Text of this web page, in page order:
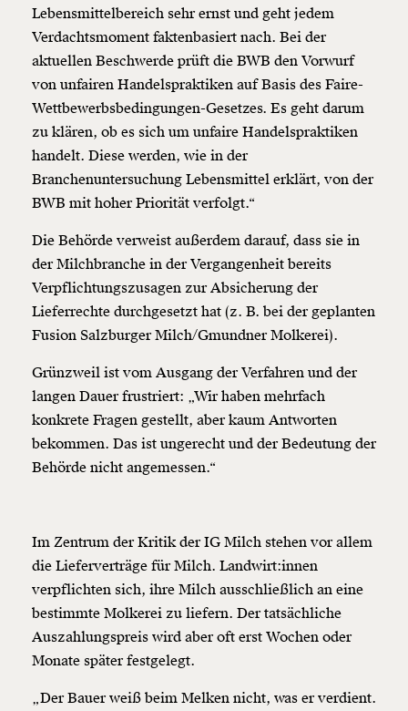
Veränderung
beginnt mit Dir!
Lebensmittelbereich sehr ernst und geht jedem
Verdachtsmoment faktenbasiert nach. Bei der
aktuellen Beschwerde prüft die BWB den Vorwurf
von unfairen Handelspraktiken auf Basis des Faire-
Wettbewerbsbedingungen-Gesetzes. Es geht darum
zu klären, ob es sich um unfaire Handelspraktiken
handelt. Diese werden, wie in der
Branchenuntersuchung Lebensmittel erklärt, von der
BWB mit hoher Priorität verfolgt.“
Die Behörde verweist außerdem darauf, dass sie in
der Milchbranche in der Vergangenheit bereits
Verpflichtungszusagen zur Absicherung der
Lieferrechte durchgesetzt hat (z. B. bei der geplanten
Fusion Salzburger Milch/Gmundner Molkerei).
Grünzweil ist vom Ausgang der Verfahren und der
langen Dauer frustriert: „Wir haben mehrfach
konkrete Fragen gestellt, aber kaum Antworten
bekommen. Das ist ungerecht und der Bedeutung der
Behörde nicht angemessen.“
Im Zentrum der Kritik der IG Milch stehen vor allem
die Lieferverträge für Milch. Landwirt:innen
verpflichten sich, ihre Milch ausschließlich an eine
bestimmte Molkerei zu liefern. Der tatsächliche
Auszahlungspreis wird aber oft erst Wochen oder
Monate später festgelegt.
„Der Bauer weiß beim Melken nicht, was er verdient.